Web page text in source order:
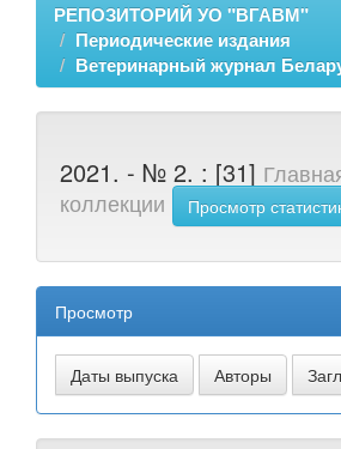
РЕПОЗИТОРИЙ УО "ВГАВМ"
Периодические издания
Ветеринарный журнал
2021. - № 2. : [31]
коллекции
Просмотр
Просмотр